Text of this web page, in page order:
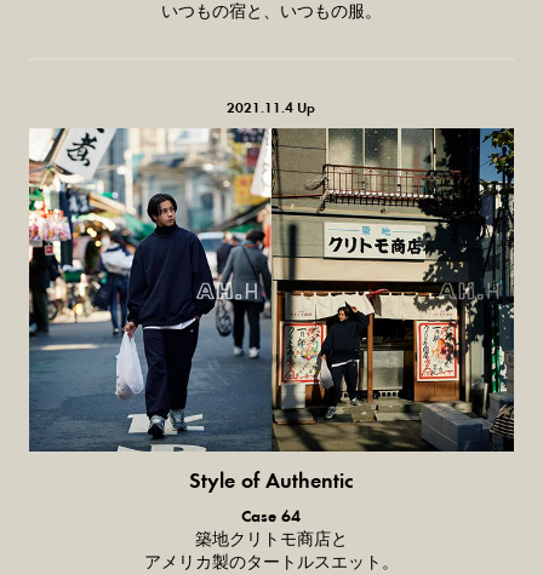
いつもの宿と、いつもの服。
2021.11.4 Up
Style of Authentic
普通の服、
普通のスタイル。
Case 64
築地クリトモ商店と
アメリカ製のタートルスエット。